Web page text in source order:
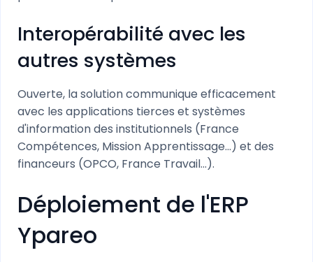
Interopérabilité avec les
autres systèmes
Ouverte, la solution communique efficacement
avec les applications tierces et systèmes
d'information des institutionnels (France
Compétences, Mission Apprentissage...) et des
financeurs (OPCO, France Travail...).
Déploiement de l'ERP
Ypareo